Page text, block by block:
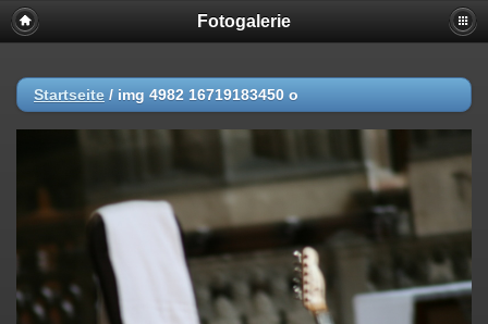
Fotogalerie
Startseite / img 4982 16719183450 o